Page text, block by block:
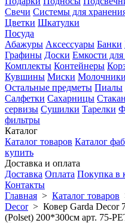
Свечи Системы для
Цветки Шкатулки
Посуда
Абажуры Аксессуары Банки
Графины Доски Емкости
Комплекты Контейнеры
Кувшины Миски Молочники
Остальные предметы Пиалы
Салфетки Сахарницы
сервизы Сушилки Тарелки
фильтры
Каталог
Каталог товаров Каталог
купить
Доставка и оплата
Доставка Оплата Покупка в
Контакты
Главная > Каталог товаров
Decor > Ковер Garda Decor
(Polset) 200*300см арт. 75-